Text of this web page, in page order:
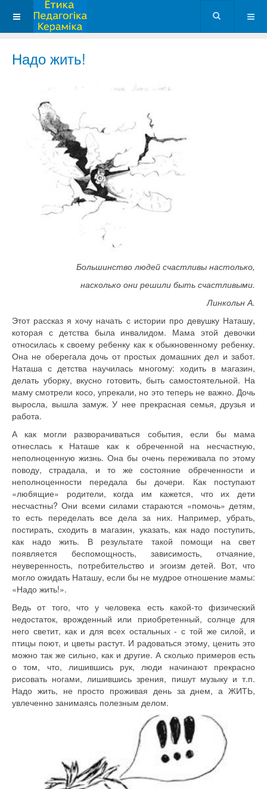
Надо жить!
Большинство людей счастливы настолько,
насколько они решили быть счастливыми.
Линкольн А.
Этот рассказ я хочу начать с истории про девушку Наташу,
которая с детства была инвалидом. Мама этой девочки
относилась к своему ребенку как к обыкновенному ребенку.
Она не оберегала дочь от простых домашних дел и забот.
Наташа с детства научилась многому: ходить в магазин,
делать уборку, вкусно готовить, быть самостоятельной. На
маму смотрели косо, упрекали, но это теперь не важно. Дочь
выросла, вышла замуж. У нее прекрасная семья, друзья и
работа.
А как могли разворачиваться события, если бы мама
отнеслась к Наташе как к обреченной на несчастную,
неполноценную жизнь. Она бы очень переживала по этому
поводу, страдала, и то же состояние обреченности и
неполноценности передала бы дочери. Как поступают
«любящие» родители, когда им кажется, что их дети
несчастны? Они всеми силами стараются «помочь» детям,
то есть переделать все дела за них. Например, убрать,
постирать, сходить в магазин, указать, как надо поступить,
как надо жить. В результате такой помощи на свет
появляется беспомощность, зависимость, отчаяние,
неуверенность, потребительство и эгоизм детей. Вот, что
могло ожидать Наташу, если бы не мудрое отношение мамы:
«Надо жить!».
Ведь от того, что у человека есть какой-то физический
недостаток, врожденный или приобретенный, солнце для
него светит, как и для всех остальных - с той же силой, и
птицы поют, и цветы растут. И радоваться этому, ценить это
можно так же сильно, как и другие. А сколько примеров есть
о том, что, лишившись рук, люди начинают прекрасно
рисовать ногами, лишившись зрения, пишут музыку и т.п.
Надо жить, не просто проживая день за днем, а ЖИТЬ,
увлеченно занимаясь полезным делом.